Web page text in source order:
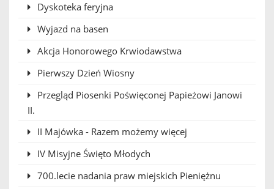
Dyskoteka feryjna
Wyjazd na basen
Akcja Honorowego Krwiodawstwa
Pierwszy Dzień Wiosny
Przegląd Piosenki Poświęconej Papieżowi Janowi
II.
II Majówka - Razem możemy więcej
IV Misyjne Święto Młodych
700.lecie nadania praw miejskich Pieniężnu